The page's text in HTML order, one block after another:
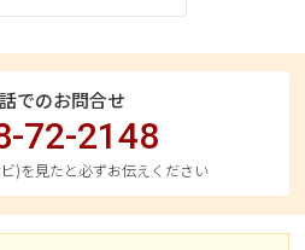
でのお問合せ
72-2148
)を見たと必ずお伝えください